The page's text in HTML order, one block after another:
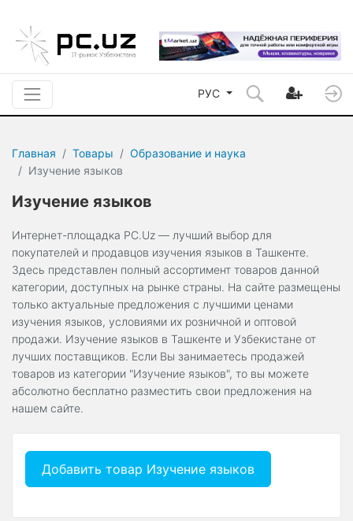
РУС
Главная Товары
Образование и наука
Изучение языков
Изучение языков
Интернет-площадка PC.Uz — лучший выбор для
покупателей и продавцов изучения языков в Ташкенте.
Здесь представлен полный ассортимент товаров данной
категории, доступных на рынке страны. На сайте размещены
только актуальные предложения с лучшими ценами
изучения языков, условиями их розничной и оптовой
продажи. Изучение языков в Ташкенте и Узбекистане от
лучших поставщиков. Если Вы занимаетесь продажей
товаров из категории "Изучение языков", то вы можете
абсолютно бесплатно разместить свои предложения на
нашем сайте.
Добавить товар Изучение языков